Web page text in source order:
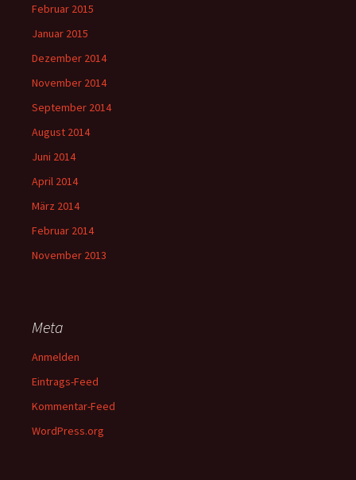
Februar 2015
Januar 2015
Dezember 2014
November 2014
September 2014
August 2014
Juni 2014
April 2014
März 2014
Februar 2014
November 2013
Meta
Anmelden
Eintrags-Feed
Kommentar-Feed
WordPress.org